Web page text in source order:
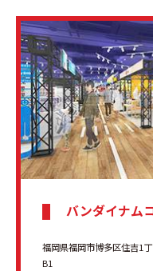
バンダイナム
福岡県福岡市博多区住吉1
B1